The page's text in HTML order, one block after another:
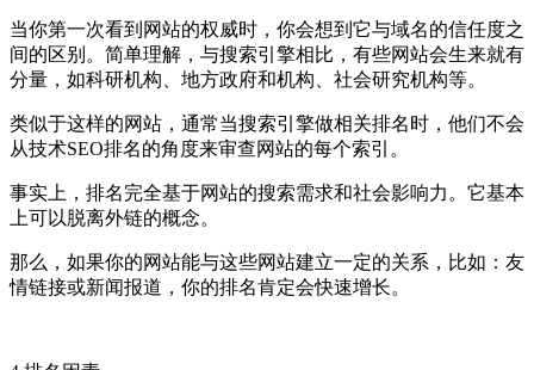
当你第一次看到网站的权威时，你会想到它与域名的信任度之
间的区别。简单理解，与搜索引擎相比，有些网站会生来就有
分量，如科研机构、地方政府和机构、社会研究机构等。
类似于这样的网站，通常当搜索引擎做相关排名时，他们不会
从技术SEO排名的角度来审查网站的每个索引。
事实上，排名完全基于网站的搜索需求和社会影响力。它基本
上可以脱离外链的概念。
那么，如果你的网站能与这些网站建立一定的关系，比如：友
情链接或新闻报道，你的排名肯定会快速增长。